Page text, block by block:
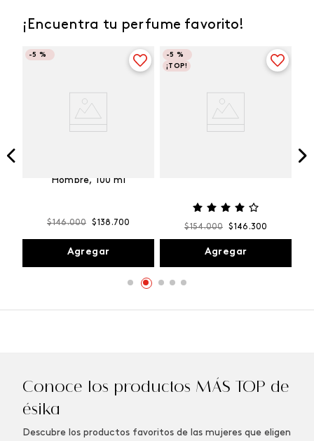
¡Encuentra tu perfume favorito!
-5 %
Hombre, 100 ml
$146.000 $138 .700
Agregar
-5 %
¡TOP!
$154.000 $146 .300
Agregar
Conoce los productos MÁS TOP de
ésika
Descubre los productos favoritos de las mujeres que eligen